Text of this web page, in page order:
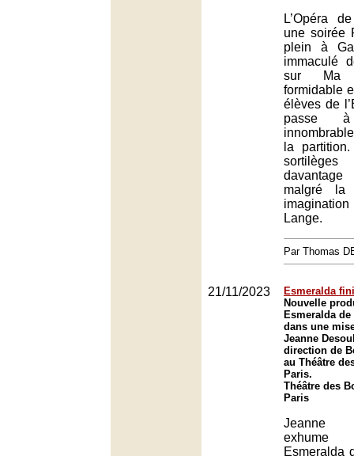
L’Opéra
une soirée
plein à
immaculé
sur Ma
formidable
élèves de
passe
la
davantage
malgré la
Lange.
Par Thomas
21/11/2023
Esmeralda
Nouvelle
Esmeralda
dans une
Jeanne
direction de
au Théâtre
Paris.
Théâtre des
Paris
Jeanne
Esmeralda